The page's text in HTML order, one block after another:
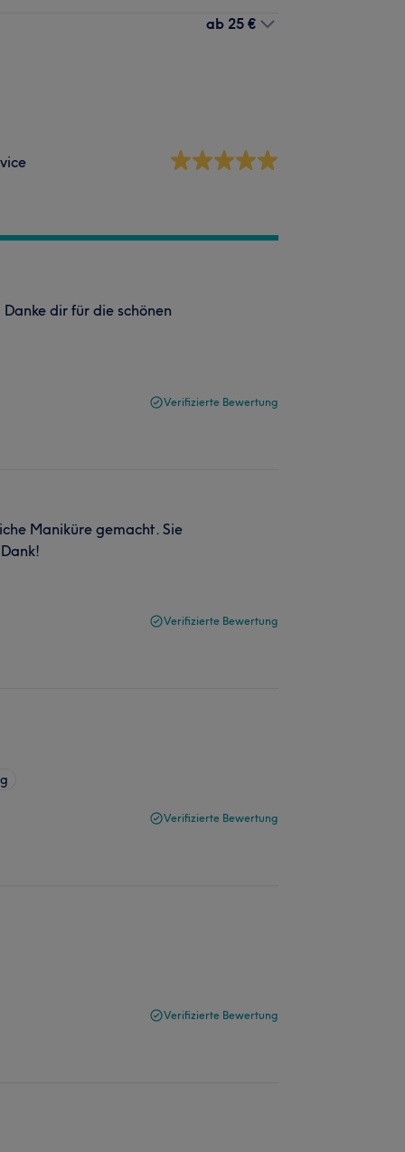
ab 25 €
dir für die schönen
Verifizierte Bewertung
Maniküre gemacht. Sie
Verifizierte Bewertung
Verifizierte Bewertung
Verifizierte Bewertung